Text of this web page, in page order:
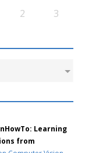
2 3
Learning
from